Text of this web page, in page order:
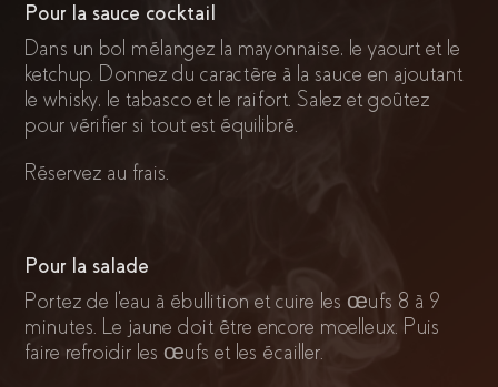
Pour la sauce cocktail
Dans un bol mélangez la mayonnaise, le yaourt et le
ketchup. Donnez du caractère à la sauce en ajoutant
le whisky, le tabasco et le raifort. Salez et goûtez
pour vérifier si tout est équilibré.
Réservez au frais.
Pour la salade
Portez de l'eau à ébullition et cuire les œufs 8 à 9
minutes. Le jaune doit être encore moelleux. Puis
faire refroidir les œufs et les écailler.